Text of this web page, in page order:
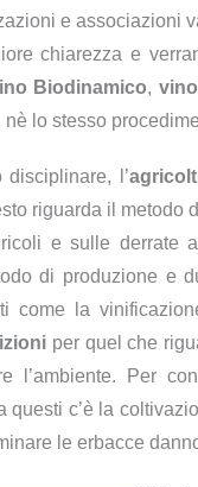
e associazioni
chiarezza e
Biodinamico,
lo stesso
l’
riguarda il metodo
e sulle derrate
di produzione e
come la
per quel che
l’ambiente. Per
questi c’è la
le erbacce